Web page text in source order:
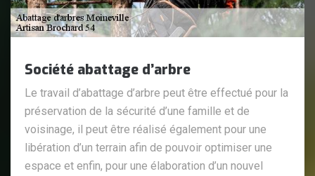
Société abattage d’arbre
Le travail d’abattage d’arbre peut être effectué pour la
préservation de la sécurité d’une famille et de
voisinage, il peut être réalisé également pour une
libération d’un terrain afin de pouvoir optimiser une
espace et enfin, pour une élaboration d’un nouvel